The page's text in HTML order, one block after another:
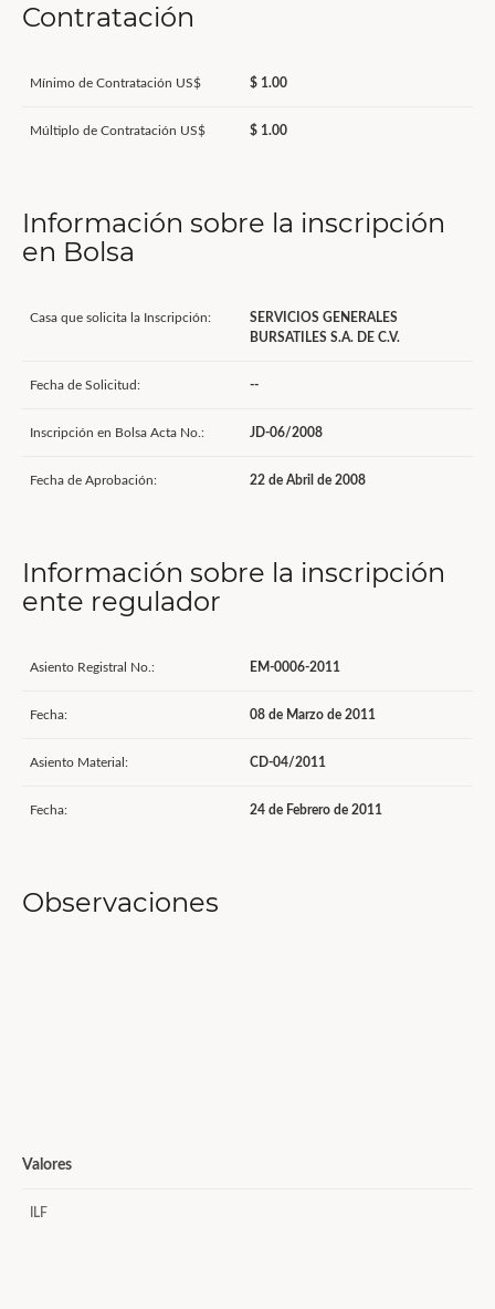
Contratación
Mínimo de Contratación US$ $ 1.00
Múltiplo de Contratación US$ $ 1.00
Información sobre la inscripción
en Bolsa
Casa que solicita la Inscripción:
SERVICIOS GENERALES
BURSATILES S.A. DE C.V.
Fecha de Solicitud: --
Inscripción en Bolsa Acta No.: JD-06/2008
Fecha de Aprobación: 22 de Abril de 2008
Información sobre la inscripción
ente regulador
Asiento Registral No.: EM-0006-2011
Fecha: 08 de Marzo de 2011
Asiento Material: CD-04/2011
Fecha: 24 de Febrero de 2011
Observaciones
Valores
ILF